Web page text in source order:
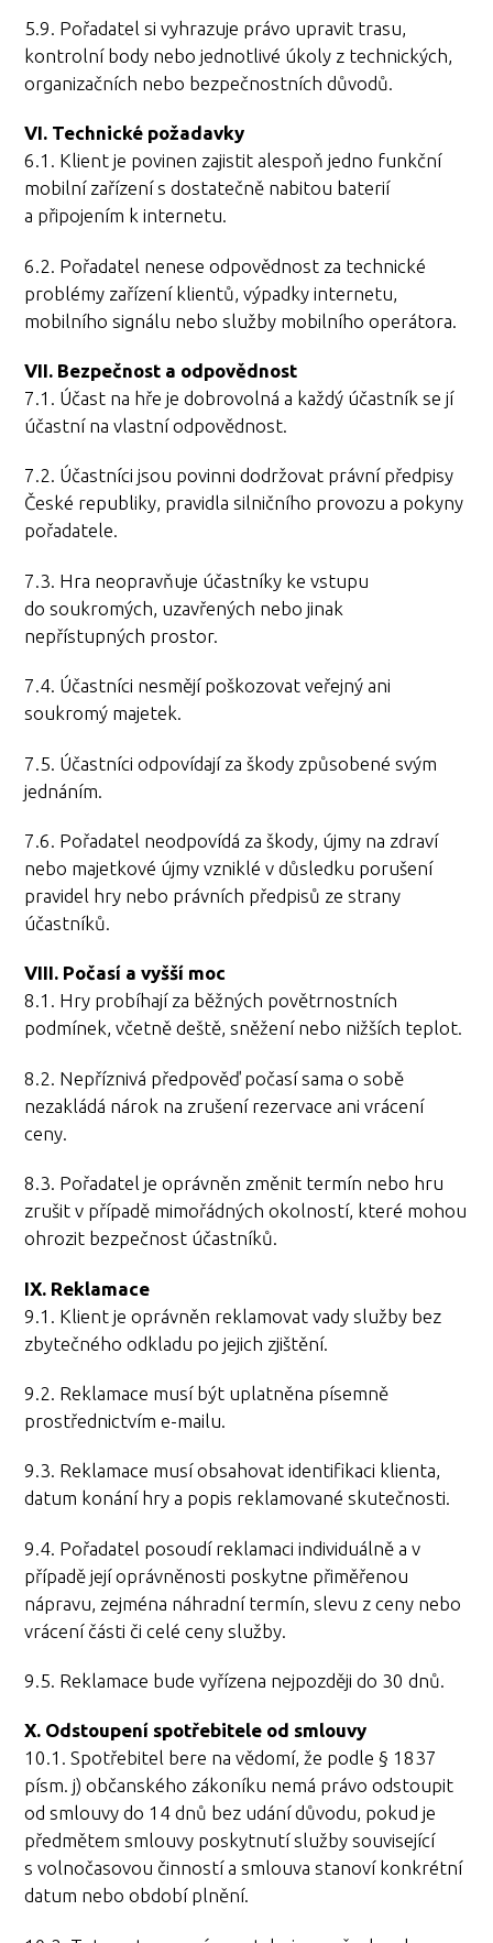
5.9. Pořadatel si vyhrazuje právo upravit trasu,
kontrolní body nebo jednotlivé úkoly z technických,
organizačních nebo bezpečnostních důvodů.
VI. Technické požadavky
6.1. Klient je povinen zajistit alespoň jedno funkční
mobilní zařízení s dostatečně nabitou baterií
a připojením k internetu.
6.2. Pořadatel nenese odpovědnost za technické
problémy zařízení klientů, výpadky internetu,
mobilního signálu nebo služby mobilního operátora.
VII. Bezpečnost a odpovědnost
7.1. Účast na hře je dobrovolná a každý účastník se jí
účastní na vlastní odpovědnost.
7.2. Účastníci jsou povinni dodržovat právní předpisy
České republiky, pravidla silničního provozu a pokyny
pořadatele.
7.3. Hra neopravňuje účastníky ke vstupu
do soukromých, uzavřených nebo jinak
nepřístupných prostor.
7.4. Účastníci nesmějí poškozovat veřejný ani
soukromý majetek.
7.5. Účastníci odpovídají za škody způsobené svým
jednáním.
7.6. Pořadatel neodpovídá za škody, újmy na zdraví
nebo majetkové újmy vzniklé v důsledku porušení
pravidel hry nebo právních předpisů ze strany
účastníků.
VIII. Počasí a vyšší moc
8.1. Hry probíhají za běžných povětrnostních
podmínek, včetně deště, sněžení nebo nižších teplot.
8.2. Nepříznivá předpověď počasí sama o sobě
nezakládá nárok na zrušení rezervace ani vrácení
ceny.
8.3. Pořadatel je oprávněn změnit termín nebo hru
zrušit v případě mimořádných okolností, které mohou
ohrozit bezpečnost účastníků.
IX. Reklamace
9.1. Klient je oprávněn reklamovat vady služby bez
zbytečného odkladu po jejich zjištění.
9.2. Reklamace musí být uplatněna písemně
prostřednictvím e-mailu.
9.3. Reklamace musí obsahovat identifikaci klienta,
datum konání hry a popis reklamované skutečnosti.
9.4. Pořadatel posoudí reklamaci individuálně a v
případě její oprávněnosti poskytne přiměřenou
nápravu, zejména náhradní termín, slevu z ceny nebo
vrácení části či celé ceny služby.
9.5. Reklamace bude vyřízena nejpozději do 30 dnů.
X. Odstoupení spotřebitele od smlouvy
10.1. Spotřebitel bere na vědomí, že podle § 1837
písm. j) občanského zákoníku nemá právo odstoupit
od smlouvy do 14 dnů bez udání důvodu, pokud je
předmětem smlouvy poskytnutí služby související
s volnočasovou činností a smlouva stanoví konkrétní
datum nebo období plnění.